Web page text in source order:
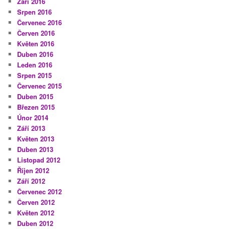
Srpen 2016
Červenec 2016
Červen 2016
Květen 2016
Duben 2016
Leden 2016
Srpen 2015
Červenec 2015
Duben 2015
Březen 2015
Únor 2014
Září 2013
Květen 2013
Duben 2013
Listopad 2012
Říjen 2012
Září 2012
Červenec 2012
Červen 2012
Květen 2012
Duben 2012